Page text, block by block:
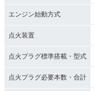
エンジン始動方式
点火装置
点火プラグ標準搭載・型式
点火プラグ必要本数・合計